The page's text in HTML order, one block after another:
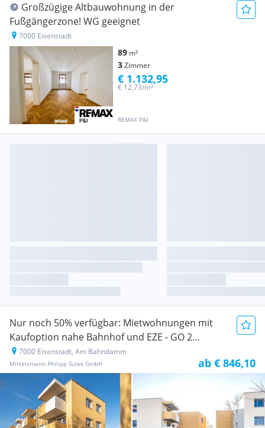
Großzügige Altbauwohnung in der
Fußgängerzone! WG geeignet
7000 Eisenstadt
89 m²
3Zimmer
REMAX P&I
€ 12,73/m²
€ 1.132,95
Nur noch 50% verfügbar: Mietwohnungen mit
Kaufoption nahe Bahnhof und EZE - GO 2
EISENSTADT 4 LIVING!
Neubauprojekt
7000 Eisenstadt, Am Bahndamm
Mittelsmann Philipp Sulek GmbH ab € 846,10